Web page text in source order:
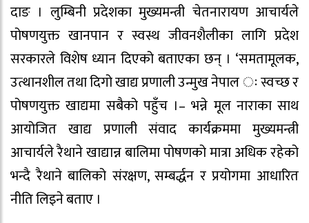
दाङ । लुम्बिनी प्रदेशका मुख्यमन्त्री चेतनारायण आचार्यले
पोषणयुक्त खानपान र स्वस्थ जीवनशैलीका लागि प्रदेश
सरकारले विशेष ध्यान दिएको बताएका छन् । ‘समतामूलक,
उत्थानशील तथा दिगो खाद्य प्रणाली उन्मुख नेपाल ः स्वच्छ र
पोषणयुक्त खाद्यमा सबैको पहुँच ।– भन्ने मूल नाराका साथ
आयोजित खाद्य प्रणाली संवाद कार्यक्रममा मुख्यमन्त्री
आचार्यले रैथाने खाद्यान्न बालिमा पोषणको मात्रा अधिक रहेको
भन्दै रैथाने बालिको संरक्षण, सम्बर्द्धन र प्रयोगमा आधारित
नीति लिइने बताए ।